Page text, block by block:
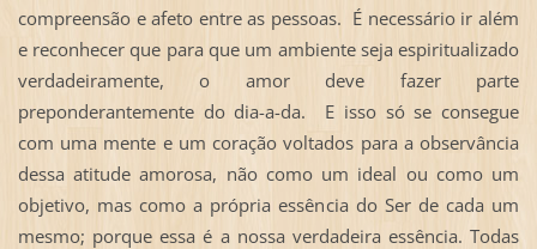
compreensão e afeto entre as pessoas. É necessário ir além
e reconhecer que para que um ambiente seja espiritualizado
verdadeiramente, o amor deve fazer parte
preponderantemente do dia-a-da. E isso só se consegue
com uma mente e um coração voltados para a observância
dessa atitude amorosa, não como um ideal ou como um
objetivo, mas como a própria essência do Ser de cada um
mesmo; porque essa é a nossa verdadeira essência. Todas